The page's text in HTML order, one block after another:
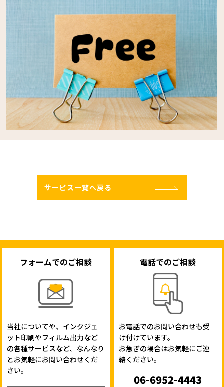
サービス一覧へ戻る
フォームでのご相談
当社についてや、インクジェ
ット印刷やフィルム出力など
の各種サービスなど、なんなり
とお気軽にお問い合わせくだ
さい。
電話でのご相談
お電話でのお問い合わせも受
け付けています。
お急ぎの場合はお気軽にご連
絡ください。
06-6952-4443